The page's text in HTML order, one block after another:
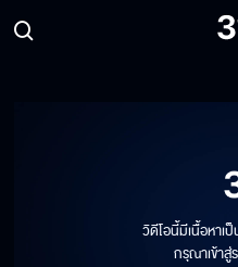
วิดีโอนี้มีเนื้อหาเ
กรุณาเข้าสู่
ชาติเสือ